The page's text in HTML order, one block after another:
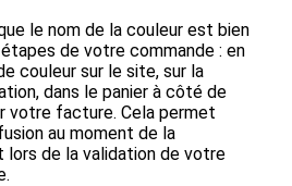
le nom de la couleur est bien
de votre commande : en
couleur sur le site, sur la
dans le panier à côté de
votre facture. Cela permet
au moment de la
lors de la validation de votre